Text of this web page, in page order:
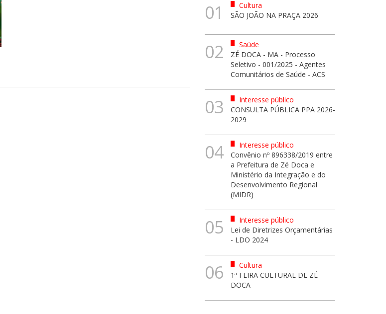
01
Cultura
SÃO JOÃO NA PRAÇA 2026
02
Saúde
ZÉ DOCA - MA - Processo
Seletivo - 001/2025 - Agentes
Comunitários de Saúde - ACS
03
Interesse público
CONSULTA PÚBLICA PPA 2026-
2029
04
Interesse público
Convênio nº 896338/2019 entre
a Prefeitura de Zé Doca e
Ministério da Integração e do
Desenvolvimento Regional
(MIDR)
05
Interesse público
Lei de Diretrizes Orçamentárias
- LDO 2024
06
Cultura
1ª FEIRA CULTURAL DE ZÉ
DOCA